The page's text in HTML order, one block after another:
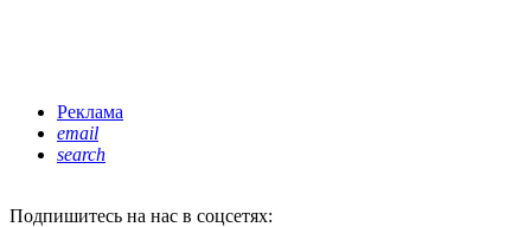
Реклама
email
search
Подпишитесь на нас в соцсетях: